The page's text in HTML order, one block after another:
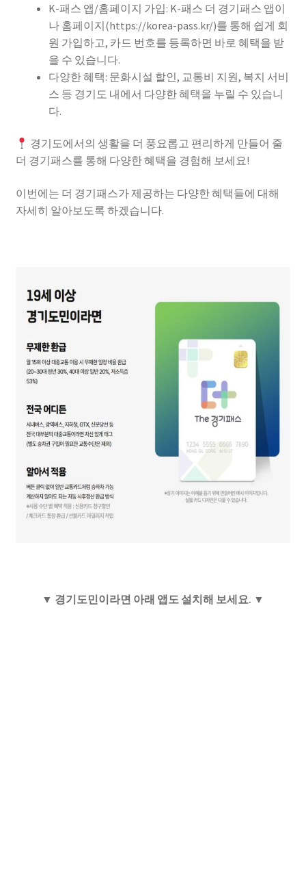
K-패스 앱/홈페이지 가입: K-패스 더 경기패스 앱이
나 홈페이지(https://korea-pass.kr/)를 통해 쉽게 회
원 가입하고, 카드 번호를 등록하면 바로 혜택을 받
을 수 있습니다.
다양한 혜택: 문화시설 할인, 교통비 지원, 복지 서비
스 등 경기도 내에서 다양한 혜택을 누릴 수 있습니
다.
경기도에서의 생활을 더 풍요롭고 편리하게 만들어 줄
더 경기패스를 통해 다양한 혜택을 경험해 보세요!
이번에는 더 경기패스가 제공하는 다양한 혜택들에 대해
자세히 알아보도록 하겠습니다.
▼ 경기도민이라면 아래 앱도 설치해 보세요. ▼